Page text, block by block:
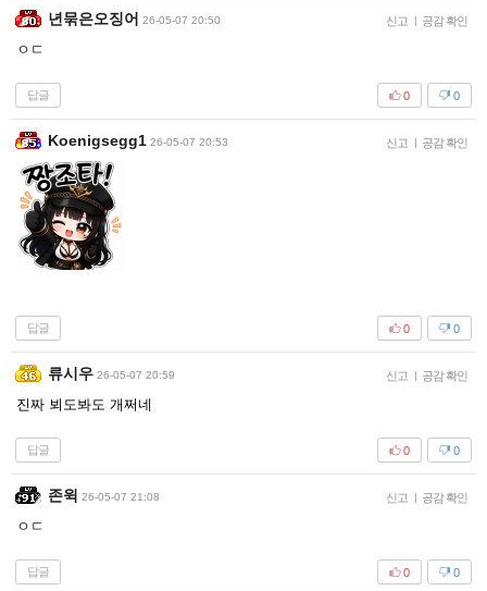
년묶은오징어 26-05-07 20:50 신고 | 공감 확인
ㅇㄷ
답글 0
0
Koenigsegg1 26-05-07 20:53 신고 | 공감 확인
답글 0
0
류시우 26-05-07 20:59 신고 | 공감 확인
진짜 뵈도봐도 개쩌네
답글 0
0
존윅 26-05-07 21:08 신고 | 공감 확인
ㅇㄷ
답글 0
0